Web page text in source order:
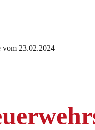
vom 23.02.2024